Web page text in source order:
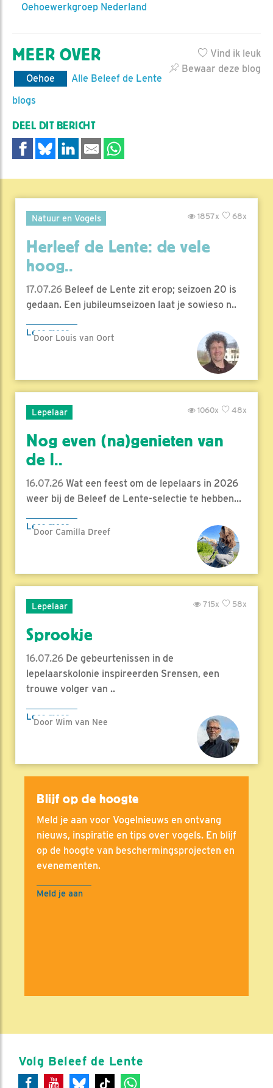
Oehoewerkgroep Nederland
Vind ik leuk
Bewaar deze blog
MEER OVER
Oehoe
Alle Beleef de Lente
blogs
DEEL DIT BERICHT
Natuur en Vogels 68x
1857x
Herleef de Lente: de vele
hoog..
17.07.26 Beleef de Lente zit erop; seizoen 20 is
gedaan. Een jubileumseizoen laat je sowieso n..
Lees meer
Door Louis van Oort
Lepelaar 48x
1060x
Nog even (na)genieten van
de l..
16.07.26 Wat een feest om de lepelaars in 2026
weer bij de Beleef de Lente-selectie te hebben...
Lees meer
Door Camilla Dreef
Lepelaar 58x
715x
Sprookje
16.07.26 De gebeurtenissen in de
lepelaarskolonie inspireerden Srensen, een
trouwe volger van ..
Lees meer
Door Wim van Nee
Blijf op de hoogte
Meld je aan voor Vogelnieuws en ontvang
nieuws, inspiratie en tips over vogels. En blijf
op de hoogte van beschermingsprojecten en
evenementen.
Meld je aan
Volg Beleef de Lente